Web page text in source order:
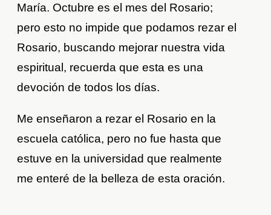
María. Octubre es el mes del Rosario;
pero esto no impide que podamos rezar el
Rosario, buscando mejorar nuestra vida
espiritual, recuerda que esta es una
devoción de todos los días.
Me enseñaron a rezar el Rosario en la
escuela católica, pero no fue hasta que
estuve en la universidad que realmente
me enteré de la belleza de esta oración.